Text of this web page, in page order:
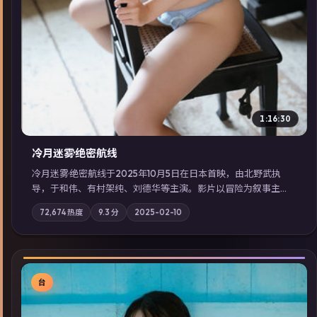
1:16:30
冷月迷雾·绝密航线
冷月迷雾·绝密航线于2025年10月5日在日本首映，由北野武执
导，于和伟、有村架纯、刘德华等主演。影片以冒险为叙事主
轴，记忆碎片重组后，主角发现自己从未活过“真实”的一天；摄
影与配乐强化地域气质；站内亦可通过「国产免费观看高清电视
剧在线看」延展检索同类型高分佳作，畅享高清在线追剧体验。
72,674热度 9.3 分 2025-02-10
台